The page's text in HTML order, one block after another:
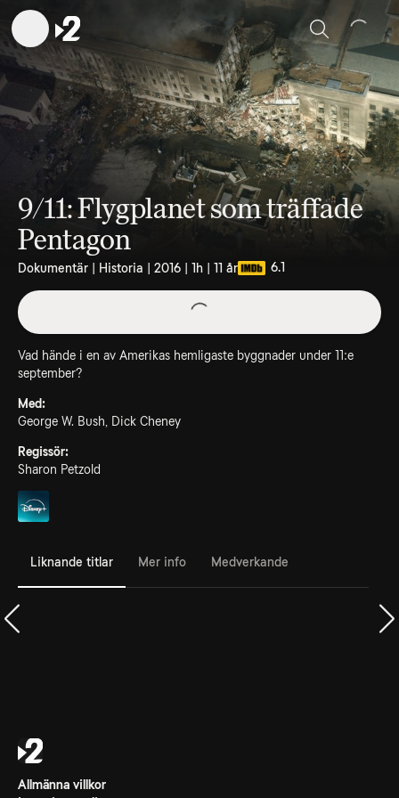
Sök
9/11: Flygplanet som träffade
Pentagon
Dokumentär | Historia | 2016 | 1h | 11 år 6.1
Vad hände i en av Amerikas hemligaste byggnader under 11:e
september?
Med:
George W. Bush, Dick Cheney
Regissör:
Sharon Petzold
Liknande titlar Mer info Medverkande
Allmänna villkor